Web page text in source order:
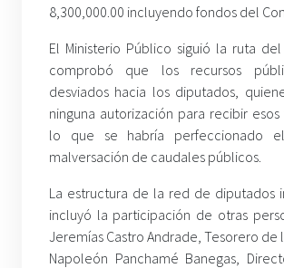
8,300,000.00 incluyendo fondos del
El Ministerio Público siguió la ruta
comprobó que los recursos
desviados hacia los diputados,
ninguna autorización para recibir
lo que se habría perfeccionado
malversación de caudales públicos.
La estructura de la red de diputados
incluyó la participación de otras
Jeremías Castro Andrade, Tesorero de
Napoleón Panchamé Banegas,